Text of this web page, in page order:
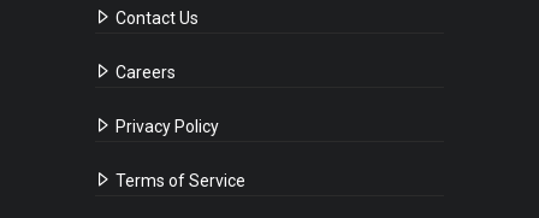
Contact Us
Careers
Privacy Policy
Terms of Service